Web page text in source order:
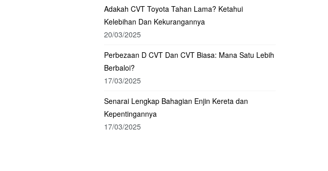
Adakah CVT Toyota Tahan Lama? Ketahui
Kelebihan Dan Kekurangannya
20/03/2025
Perbezaan D CVT Dan CVT Biasa: Mana Satu Lebih
Berbaloi?
17/03/2025
Senarai Lengkap Bahagian Enjin Kereta dan
Kepentingannya
17/03/2025